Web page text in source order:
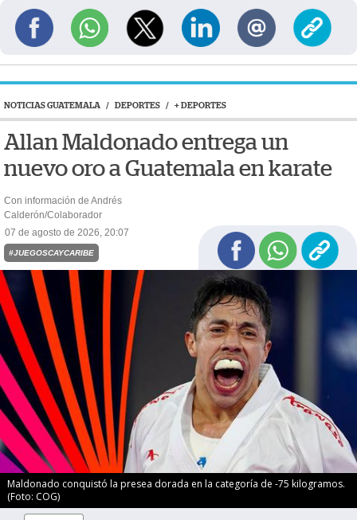
NOTICIAS GUATEMALA / DEPORTES / + DEPORTES
Allan Maldonado entrega un
nuevo oro a Guatemala en karate
Con información de Andrés
Calderón/Colaborador
07 de agosto de 2026, 20:07
#JUEGOSCAYCARIBE
Maldonado conquistó la presea dorada en la categoría de -75 kilogramos.
(Foto: COG)